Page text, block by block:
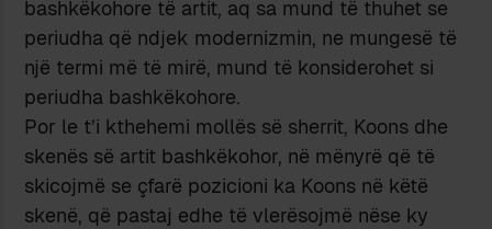
bashkëkohore të artit, aq sa mund të thuhet se
periudha që ndjek modernizmin, ne mungesë të
një termi më të mirë, mund të konsiderohet si
periudha bashkëkohore.
Por le t’i kthehemi mollës së sherrit, Koons dhe
skenës së artit bashkëkohor, në mënyrë që të
skicojmë se çfarë pozicioni ka Koons në këtë
skenë, që pastaj edhe të vlerësojmë nëse ky